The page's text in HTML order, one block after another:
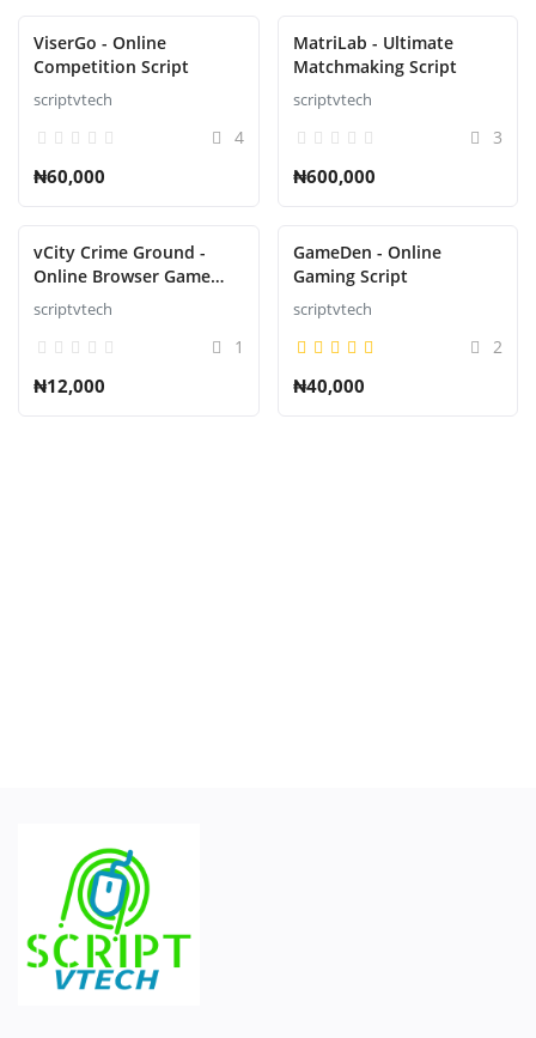
ViserGo - Online
Competition Script
scriptvtech
4
₦60,000
MatriLab - Ultimate
Matchmaking Script
scriptvtech
3
₦600,000
vCity Crime Ground -
Online Browser Game
Platform game powered
by vCity engine
scriptvtech
1
₦12,000
GameDen - Online
Gaming Script
scriptvtech
2
₦40,000